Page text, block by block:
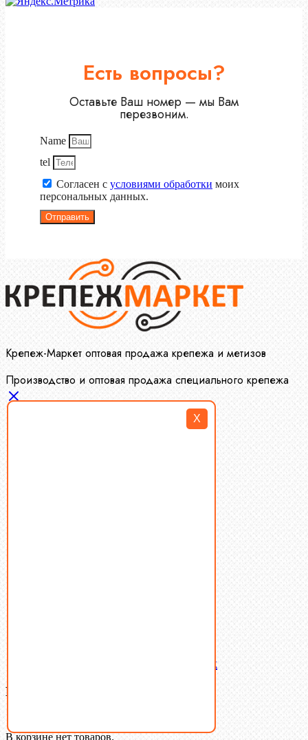
X
Есть вопросы?
Оставьте Ваш номер — мы Вам
перезвоним.
Name
tel
Согласен с условиями обработки моих
персональных данных.
Отправить
Крепеж-Маркет оптовая продажа крепежа и метизов
Производство и оптовая продажа специального крепежа
Латунный и бронзовый крепеж
Ваша корзина
В корзине нет товаров.